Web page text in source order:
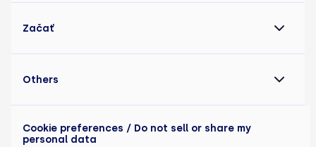
Začať
Others
Cookie preferences / Do not sell or share my
personal data